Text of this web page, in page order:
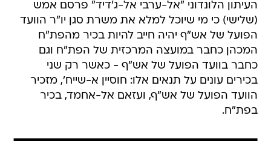
העיתון הלונדוני "אל-ערבי אל-ג'דיד" פרסם אמש
(שלישי) כי מי שיוכל למלא את משרת סגן יו"ר הוועד
הפועל של אש"ף יהיה חייב להיות בכיר מהפת"ח
המכהן כחבר במועצה המרכזית של הפת"ח וגם
כחבר בוועד הפועל של אש"ף - כאשר רק שני
בכירים עונים על תנאים אלו: חוסיין א-שייח', מזכיר
הוועד הפועל של אש"ף, ועזאם אל-אחמד, בכיר
בפת"ח.